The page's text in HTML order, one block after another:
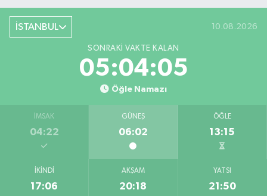
İSTANBUL 10.08.2026
SONRAKI VAKTE KALAN
05:04:04
Öğle Namazı
İMSAK
04:22
GÜNEŞ
06:02
ÖĞLE
13:15
İKINDI
17:06
AKŞAM
20:18
YATSI
21:50